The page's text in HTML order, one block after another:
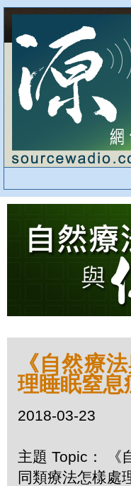
《自然療
理睡眠窒息
2018-03-23
主題 Topic： 《
同類療法怎樣處